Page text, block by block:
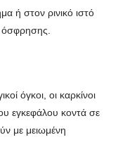
ή στον ρινικό ιστό
όσφρησης.
όγκοι, οι καρκίνοι
εγκεφάλου κοντά σε
με μειωμένη